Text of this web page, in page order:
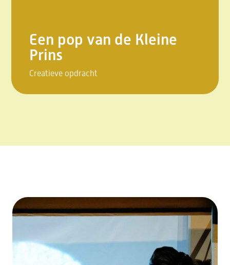
Een pop van de Kleine
Prins
Creatieve opdracht